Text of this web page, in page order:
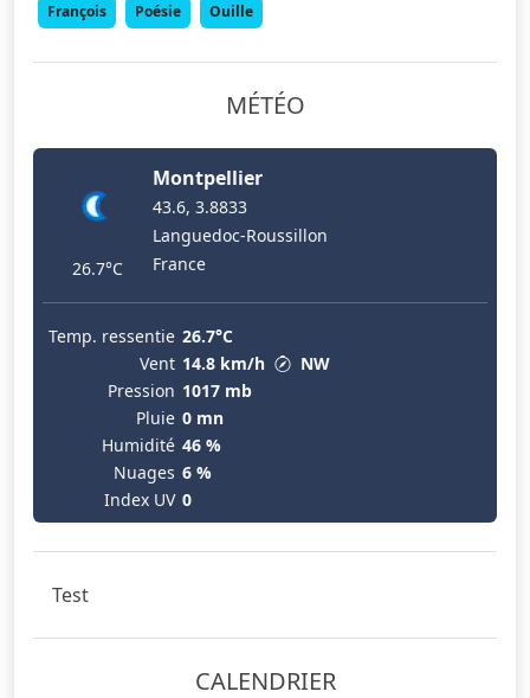
François Poésie Ouille
MÉTÉO
26.7°C
Montpellier
43.6, 3.8833
Languedoc-Roussillon
France
Temp. ressentie 26.7°C
Vent 14.8 km/h
NW
Pression 1017 mb
Pluie 0 mn
Humidité 46 %
Nuages 6 %
Index UV 0
Test
CALENDRIER